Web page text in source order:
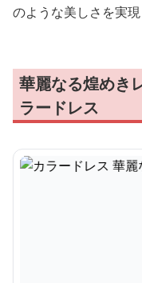
のような美しさを実現
華麗なる煌めき
ラードレス